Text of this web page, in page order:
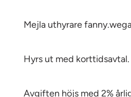
Mejla uthyrare
Hyrs ut med korttidsavtal.
Avgiften höjs med 2%